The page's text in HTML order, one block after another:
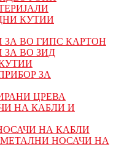
КУТИИ
ЗА ВО ГИПС КАРТОН
ЗА ВО ЗИД
ЗА
ЦРЕВА
НА КАБЛИ И
НА КАБЛИ
МЕТАЛНИ НОСАЧИ НА